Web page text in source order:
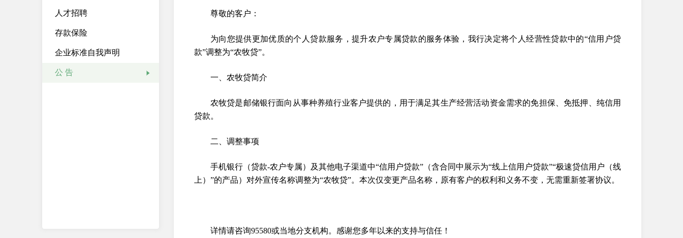
人才招聘
存款保险
企业标准自我声明
公 告
尊敬的客户：
为向您提供更加优质的个人贷款服务，提升农户专属贷款的服务体验，我行决定将个人经营性贷款中的“信用户贷
款”调整为“农牧贷”。
一、农牧贷简介
农牧贷是邮储银行面向从事种养殖行业客户提供的，用于满足其生产经营活动资金需求的免担保、免抵押、纯信用
贷款。
二、调整事项
手机银行（贷款-农户专属）及其他电子渠道中“信用户贷款”（含合同中展示为“线上信用户贷款”“极速贷信用户（线
上）”的产品）对外宣传名称调整为“农牧贷”。本次仅变更产品名称，原有客户的权利和义务不变，无需重新签署协议。
详情请咨询95580或当地分支机构。感谢您多年以来的支持与信任！